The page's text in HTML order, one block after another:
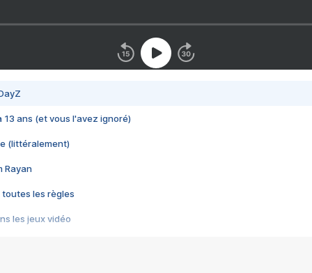
13 ans (et vous l'avez ignoré)
(littéralement)
Rayan
toutes les règles
les jeux vidéo